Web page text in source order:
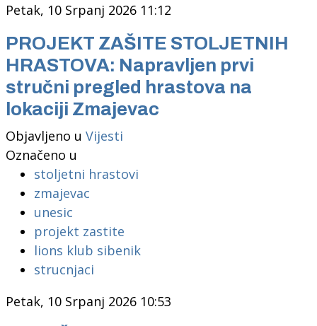
Petak, 10 Srpanj 2026 11:12
PROJEKT ZAŠITE STOLJETNIH
HRASTOVA: Napravljen prvi
stručni pregled hrastova na
lokaciji Zmajevac
Objavljeno u Vijesti
Označeno u
stoljetni hrastovi
zmajevac
unesic
projekt zastite
lions klub sibenik
strucnjaci
Petak, 10 Srpanj 2026 10:53